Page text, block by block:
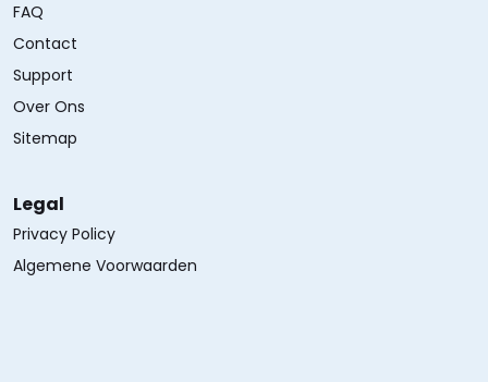
FAQ
Contact
Support
Over Ons
Sitemap
Legal
Privacy Policy
Algemene Voorwaarden